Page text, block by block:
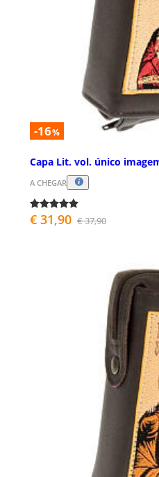
-16%
Capa Lit. vol. único
A CHEGAR
€ 31,90 € 37,90